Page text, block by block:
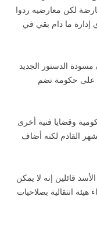
لكن معارضيه ردوا
إدارة ما دام بقي في
مسودة الدستور الجديد
على حكومة تضم
وقضايا فنية أخرى
القادم لكنه أضاف
قائلين إنه لا يمكن
انتقالية بصلاحيات